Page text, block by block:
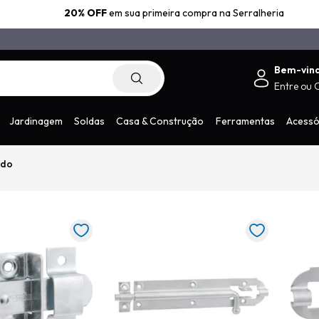
20% OFFem sua primeira compra na Serralheria
Bem-
Entre ou
Jardinagem Soldas Casa & Construção Ferramentas